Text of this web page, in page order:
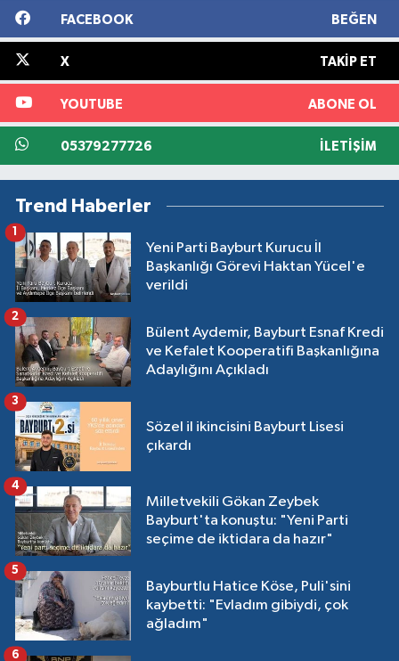
FACEBOOK BEĞEN
X TAKIP ET
YOUTUBE ABONE OL
05379277726 İLETIŞIM
Trend Haberler
Yeni Parti Bayburt Kurucu İl
Başkanlığı Görevi Haktan Yücel'e
verildi
1
Bülent Aydemir, Bayburt Esnaf Kredi
ve Kefalet Kooperatifi Başkanlığına
Adaylığını Açıkladı
2
Sözel il ikincisini Bayburt Lisesi
çıkardı
3
Milletvekili Gökan Zeybek
Bayburt'ta konuştu: "Yeni Parti
seçime de iktidara da hazır"
4
Bayburtlu Hatice Köse, Puli'sini
kaybetti: "Evladım gibiydi, çok
ağladım"
5
6